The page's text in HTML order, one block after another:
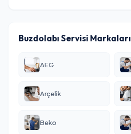
Buzdolabı Servisi Markaları
AEG
Arçelik
Beko